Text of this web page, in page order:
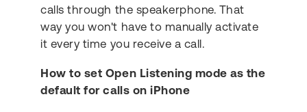
calls through the speakerphone. That
way you won't have to manually activate
it every time you receive a call.
How to set Open Listening mode as the
default for calls on iPhone